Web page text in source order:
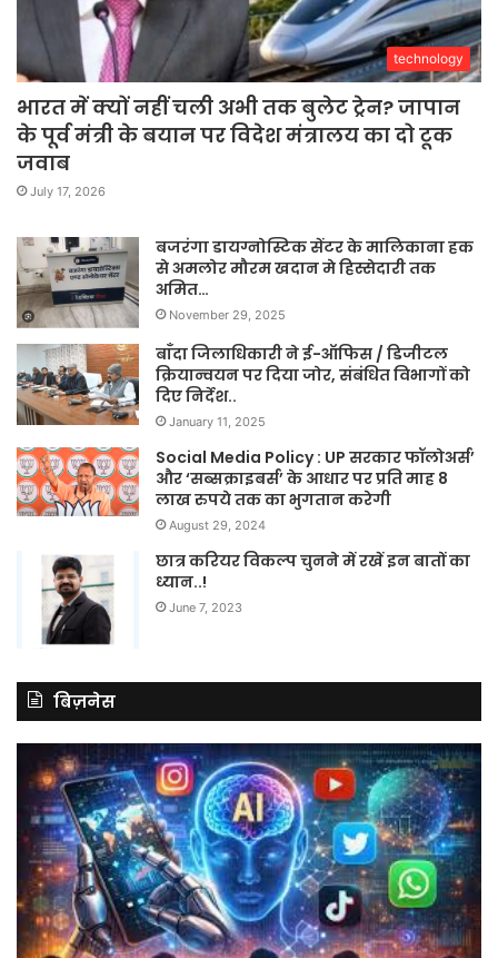
technology
भारत में क्यों नहीं चली अभी तक बुलेट ट्रेन? जापान
के पूर्व मंत्री के बयान पर विदेश मंत्रालय का दो टूक
जवाब
July 17, 2026
बजरंगा डायग्नोस्टिक सेंटर के मालिकाना हक
से अमलोर मौरम खदान मे हिस्सेदारी तक
अमित…
November 29, 2025
बाँदा जिलाधिकारी ने ई-ऑफिस / डिजीटल
क्रियान्वयन पर दिया जोर, संबंधित विभागों को
दिए निर्देश..
January 11, 2025
Social Media Policy : UP सरकार फॉलोअर्स’
और ‘सब्सक्राइबर्स’ के आधार पर प्रति माह 8
लाख रुपये तक का भुगतान करेगी
August 29, 2024
छात्र करियर विकल्प चुनने में रखें इन बातों का
ध्यान..!
June 7, 2023
बिज़नेस